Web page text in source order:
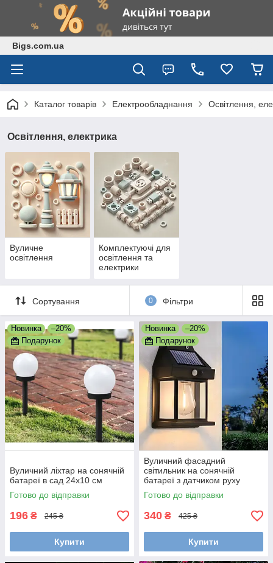
Bigs.com.ua
Каталог товарів Електрообладнання Освітлення,
Освітлення, електрика
Вуличне
освітлення
Комплектуючі для
освітлення та
електрики
Сортування 0 Фільтри
Новинка
–20%
Подарунок
Вуличний ліхтар на сонячній
батареї в сад 24х10 см
Готово до відправки
196 ₴ 245 ₴
Купити
Новинка
–20%
Подарунок
Вуличний фасадний
світильник на сонячній
батареї з датчиком руху
Готово до відправки
340 ₴ 425 ₴
Купити